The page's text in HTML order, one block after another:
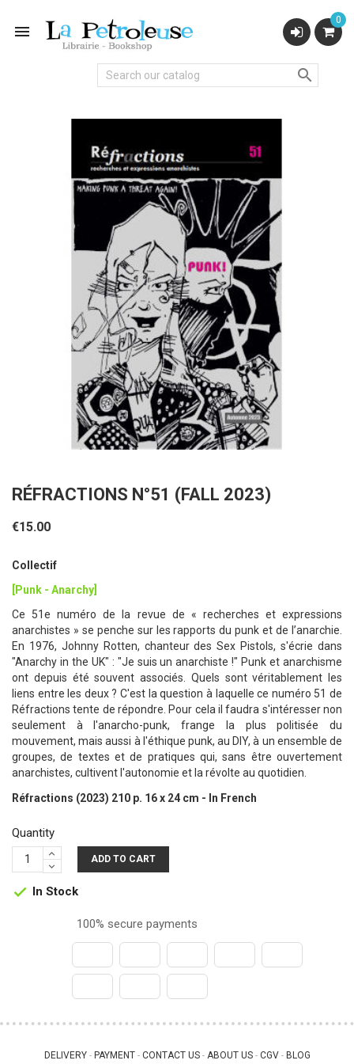

0

RÉFRACTIONS N°51 (FALL 2023)
€15.00
Collectif
[Punk - Anarchy]
Ce 51e numéro de la revue de « recherches et expressions
anarchistes » se penche sur les rapports du punk et de l’anarchie.
En 1976, Johnny Rotten, chanteur des Sex Pistols, s'écrie dans
"Anarchy in the UK" : "Je suis un anarchiste !" Punk et anarchisme
ont depuis été souvent associés. Quels sont véritablement les
liens entre les deux ? C'est la question à laquelle ce numéro 51 de
Réfractions tente de répondre. Pour cela il faudra s'intéresser non
seulement à l'anarcho-punk, frange la plus politisée du
mouvement, mais aussi à l'éthique punk, au DIY, à un ensemble de
groupes, de textes et de pratiques qui, sans être ouvertement
anarchistes, cultivent l'autonomie et la révolte au quotidien.
Réfractions (2023) 210 p. 16 x 24 cm - In French
Quantity
ADD TO CART
 In Stock
100% secure payments
DELIVERY - PAYMENT - CONTACT US - ABOUT US - CGV - BLOG